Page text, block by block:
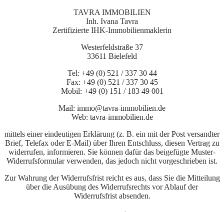
TAVRA IMMOBILIEN
Inh. Ivana Tavra
Zertifizierte IHK-Immobilienmaklerin
Westerfeldstraße 37
33611 Bielefeld
Tel: +49 (0) 521 / 337 30 44
Fax: +49 (0) 521 / 337 30 45
Mobil: +49 (0) 151 / 183 49 001
Mail: immo@tavra-immobilien.de
Web: tavra-immobilien.de
mittels einer eindeutigen Erklärung (z. B. ein mit der Post versandter
Brief, Telefax oder E-Mail) über Ihren Entschluss, diesen Vertrag zu
widerrufen, informieren. Sie können dafür das beigefügte Muster-
Widerrufsformular verwenden, das jedoch nicht vorgeschrieben ist.
Zur Wahrung der Widerrufsfrist reicht es aus, dass Sie die Mitteilung
über die Ausübung des Widerrufsrechts vor Ablauf der
Widerrufsfrist absenden.